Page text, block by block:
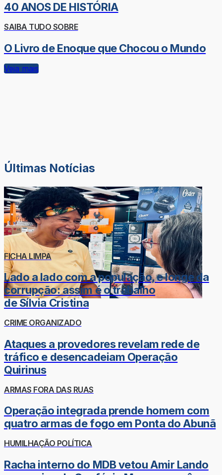
40 ANOS DE HISTÓRIA
SAIBA TUDO SOBRE
O Livro de Enoque que Chocou o Mundo
Veja mais
Últimas Notícias
FICHA LIMPA
Lado a lado com a população, e longe da
corrupção: assim é o trabalho
de Sílvia Cristina
CRIME ORGANIZADO
Ataques a provedores revelam rede de
tráfico e desencadeiam Operação
Quirinus
ARMAS FORA DAS RUAS
Operação integrada prende homem com
quatro armas de fogo em Ponta do Abunã
HUMILHAÇÃO POLÍTICA
Racha interno do MDB vetou Amir Lando